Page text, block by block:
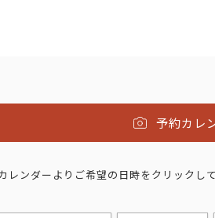
予約カレ
レンダーよりご希望の日時をクリックし